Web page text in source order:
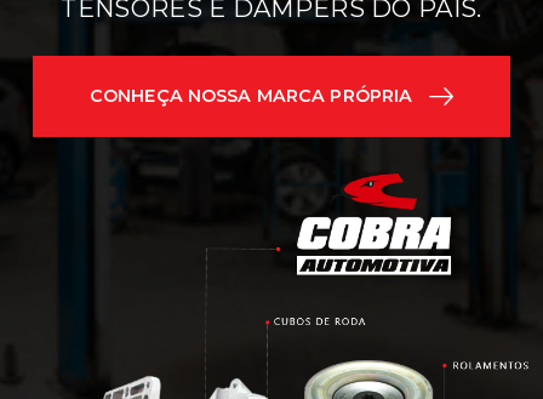
CONHEÇA NOSSA MARCA PRÓPRIA
TENSORES E DAMPERS DO PAÍS.